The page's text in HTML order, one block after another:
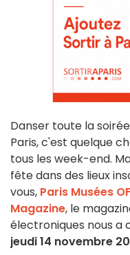
Danser toute la
Paris, c'est quelque
tous les week-end.
fête dans des lieux
vous, Paris Musées
Magazine, le
électroniques nous a
jeudi 14 novembre